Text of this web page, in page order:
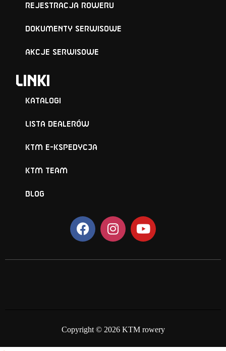
Rejestracja roweru
Dokumenty serwisowe
Akcje serwisowe
Linki
Katalogi
Lista Dealerów
KTM e-KSPEDYCJA
KTM TEAM
BLOG
Copyright © 2026 KTM rowery